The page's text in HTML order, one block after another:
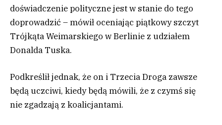
doświadczenie polityczne jest w stanie do tego
doprowadzić – mówił oceniając piątkowy szczyt
Trójkąta Weimarskiego w Berlinie z udziałem
Donalda Tuska.
Podkreślił jednak, że on i Trzecia Droga zawsze
będą uczciwi, kiedy będą mówili, że z czymś się
nie zgadzają z koalicjantami.